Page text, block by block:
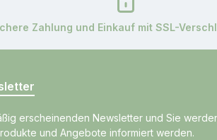
Zahlung und Einkauf mit SSL-
erscheinenden Newsletter und Sie
und Angebote informiert werden.